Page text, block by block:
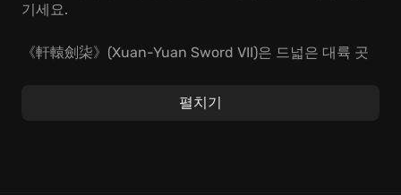
기세요.
《軒轅劍柒》(Xuan-Yuan Sword VII)은 드넓은 대륙 곳
설킨 인간 군상들의 이야기가 살아 숨 쉬는 세계를 탐험
펼치기